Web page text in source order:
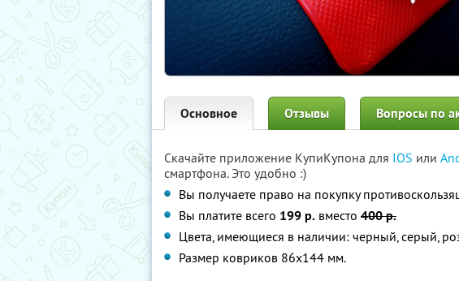
Основное Отзывы Вопросы по
Скачайте приложение КупиКупона для IOS или
смартфона. Это удобно :)
Вы получаете право на покупку
Вы платите всего 199 р. вместо 400 р.
Цвета, имеющиеся в наличии: черный, серый,
Размер ковриков 86x144 мм.